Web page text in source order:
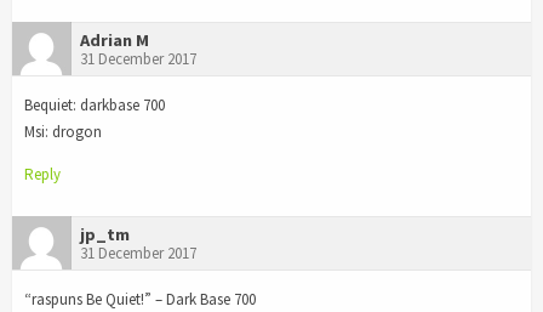
Adrian M
31 December 2017
Bequiet: darkbase 700
Msi: drogon
Reply
jp_tm
31 December 2017
“raspuns Be Quiet!” – Dark Base 700